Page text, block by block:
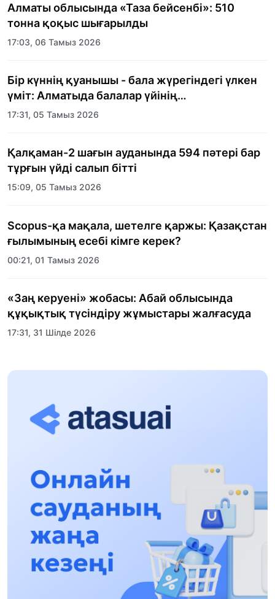
Алматы облысында «Таза бейсенбі»: 510
тонна қоқыс шығарылды
17:03, 06 Тамыз 2026
Бір күннің қуанышы - бала жүрегіндегі үлкен
үміт: Алматыда балалар үйінің
тәрбиеленушілеріне мерекелік күн
17:31, 05 Тамыз 2026
Қалқаман-2 шағын ауданында 594 пәтері бар
тұрғын үйді салып бітті
15:09, 05 Тамыз 2026
Scopus-қа мақала, шетелге қаржы: Қазақстан
ғылымының есебі кімге керек?
00:21, 01 Тамыз 2026
«Заң керуені» жобасы: Абай облысында
құқықтық түсіндіру жұмыстары жалғасуда
17:31, 31 Шілде 2026
Халықаралық «Формула-1 H2O» жарысын
13:13, 30 Шілде 2026
12:01, 28 Шілде 2026
Абзал Достияр: Думан Мұхаметкәрімді
Алматы түрмесіне ауыстыруы мүмкін
16:15, 27 Шілде 2026
Өскенбай Құлатайұлы: Руханиятқа қызмет